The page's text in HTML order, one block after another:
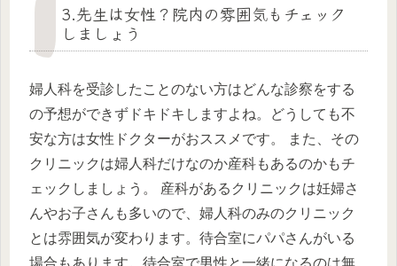
3.先生は女性？院内の雰囲気もチェック
しましょう
婦人科を受診したことのない方はどんな診察をする
の予想ができずドキドキしますよね。どうしても不
安な方は女性ドクターがおススメです。 また、その
クリニックは婦人科だけなのか産科もあるのかもチ
ェックしましょう。 産科があるクリニックは妊婦さ
んやお子さんも多いので、婦人科のみのクリニック
とは雰囲気が変わります。待合室にパパさんがいる
場合もあります。待合室で男性と一緒になるのは無